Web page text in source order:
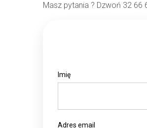
Masz pytania ? Dzwoń 32 66
Imię
Adres email